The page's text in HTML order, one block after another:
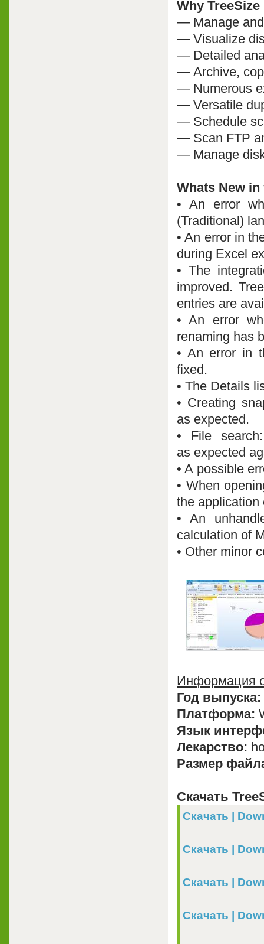
Why
— Manage
— Visualize
— Detailed
— Archive,
— Numerous
— Versatile
— Schedule
— Scan FTP
— Manage
Whats New
• An error
(Traditional)
• An error in
during Excel
• The
improved.
entries are
• An error
renaming has
• An error in
fixed.
• The Details
• Creating
as expected.
• File
as expected
• A possible
• When
the application
• An
calculation of
• Other minor
Информация
Год выпуска:
Платформа:
Язык
Лекарство:
Размер
Скачать
Скачать |
Скачать |
Скачать |
Скачать |